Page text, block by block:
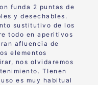
funda 2 puntas de
y desechables.
sustitutivo de los
todo en aperitivos
afluencia de
elementos
nos olvidaremos
TIenen
es muy habitual